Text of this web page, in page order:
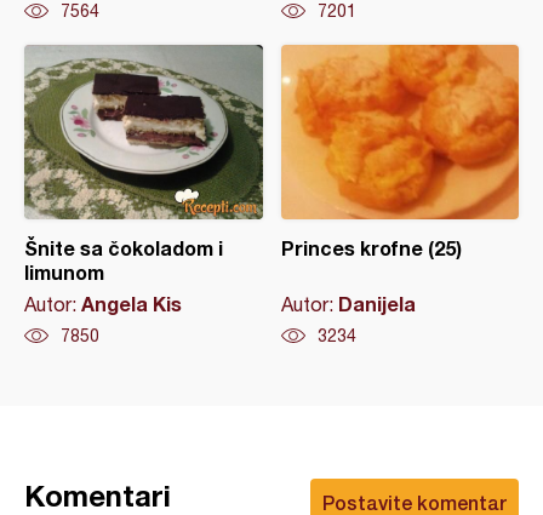
7564 7201
Šnite sa čokoladom i
limunom
Autor: Angela Kis
7850
Princes krofne (25)
Autor: Danijela
3234
Postavite komentar
Komentari